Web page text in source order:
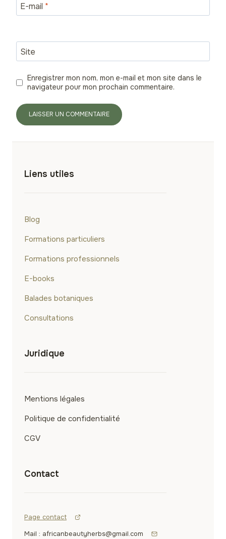
E-mail *
Site
Enregistrer mon nom, mon e-mail et mon site dans le
navigateur pour mon prochain commentaire.
Liens utiles
Blog
Formations particuliers
Formations professionnels
E-books
Balades botaniques
Consultations
Juridique
Mentions légales
Politique de confidentialité
CGV
Contact
Page contact
Mail : africanbeautyherbs@gmail.com